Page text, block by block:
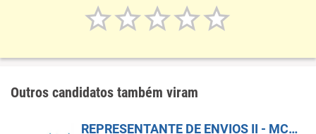
Outros candidatos também viram
REPRESENTANTE DE ENVIOS II - MCDLIVRE